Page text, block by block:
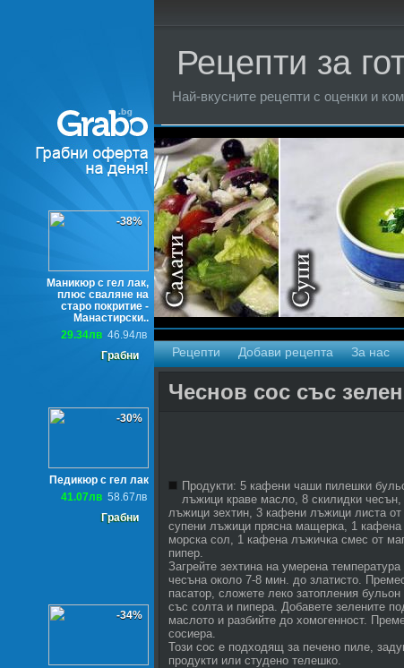
-38%
Маникюр с гел лак,
плюс сваляне на
старо покритие -
Манастирски..
29.34лв 46.94лв
Грабни
-30%
Педикюр с гел лак
41.07лв 58.67лв
Грабни
-34%
Рецепти за
Най-вкусните рецепти с оценки и
Торти
Рецепти Добави рецепта За нас
Чеснов сос със
Продукти: 5 кафени чаши пилешки
лъжици краве масло, 8 скилидки чесън,
лъжици зехтин, 3 кафени лъжици листа
супени лъжици прясна мащерка, 1
морска сол, 1 кафена лъжичка смес от
пипер.
Загрейте зехтина на умерена
чесъна около 7-8 мин. до златисто.
пасатор, сложете леко затопления
със солта и пипера. Добавете зелените
маслото и разбийте до хомогенност.
сосиера.
Този сос е подходящ за печено пиле,
продукти или студено телешко.